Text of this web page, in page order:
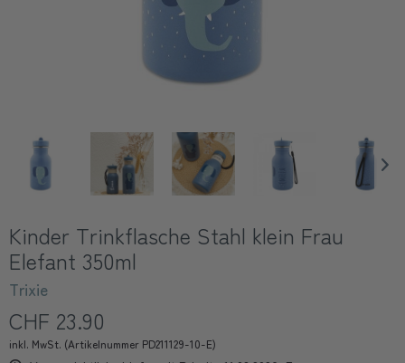
Kinder Trinkflasche Stahl klein Frau
Elefant 350ml
Trixie
CHF 23.90
inkl. MwSt. (Artikelnummer PD211129-10-E)